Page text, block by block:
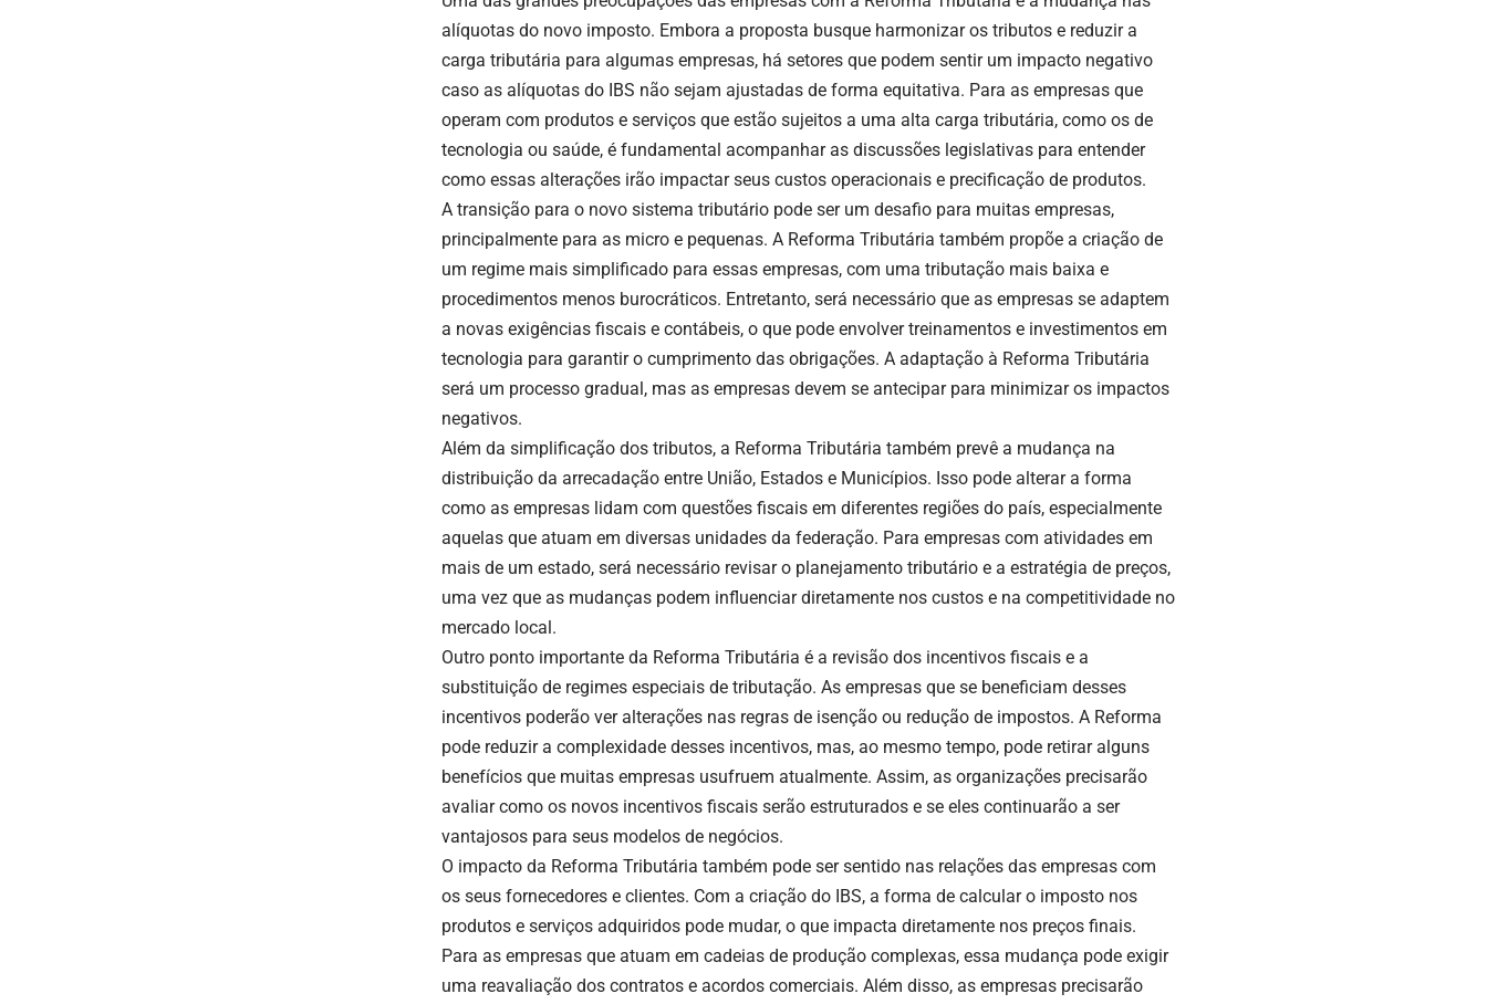
alíquotas do novo imposto. Embora a proposta busque harmonizar os tributos e reduzir a
carga tributária para algumas empresas, há setores que podem sentir um impacto negativo
caso as alíquotas do IBS não sejam ajustadas de forma equitativa. Para as empresas que
operam com produtos e serviços que estão sujeitos a uma alta carga tributária, como os de
tecnologia ou saúde, é fundamental acompanhar as discussões legislativas para entender
como essas alterações irão impactar seus custos operacionais e precificação de produtos.
A transição para o novo sistema tributário pode ser um desafio para muitas empresas,
principalmente para as micro e pequenas. A Reforma Tributária também propõe a criação de
um regime mais simplificado para essas empresas, com uma tributação mais baixa e
procedimentos menos burocráticos. Entretanto, será necessário que as empresas se adaptem
a novas exigências fiscais e contábeis, o que pode envolver treinamentos e investimentos em
tecnologia para garantir o cumprimento das obrigações. A adaptação à Reforma Tributária
será um processo gradual, mas as empresas devem se antecipar para minimizar os impactos
negativos.
Além da simplificação dos tributos, a Reforma Tributária também prevê a mudança na
distribuição da arrecadação entre União, Estados e Municípios. Isso pode alterar a forma
como as empresas lidam com questões fiscais em diferentes regiões do país, especialmente
aquelas que atuam em diversas unidades da federação. Para empresas com atividades em
mais de um estado, será necessário revisar o planejamento tributário e a estratégia de preços,
uma vez que as mudanças podem influenciar diretamente nos custos e na competitividade no
mercado local.
Outro ponto importante da Reforma Tributária é a revisão dos incentivos fiscais e a
substituição de regimes especiais de tributação. As empresas que se beneficiam desses
incentivos poderão ver alterações nas regras de isenção ou redução de impostos. A Reforma
pode reduzir a complexidade desses incentivos, mas, ao mesmo tempo, pode retirar alguns
benefícios que muitas empresas usufruem atualmente. Assim, as organizações precisarão
avaliar como os novos incentivos fiscais serão estruturados e se eles continuarão a ser
vantajosos para seus modelos de negócios.
O impacto da Reforma Tributária também pode ser sentido nas relações das empresas com
os seus fornecedores e clientes. Com a criação do IBS, a forma de calcular o imposto nos
produtos e serviços adquiridos pode mudar, o que impacta diretamente nos preços finais.
Para as empresas que atuam em cadeias de produção complexas, essa mudança pode exigir
uma reavaliação dos contratos e acordos comerciais. Além disso, as empresas precisarão